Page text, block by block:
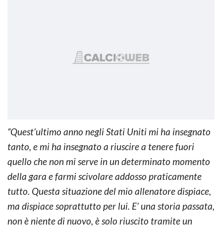
“Quest’ultimo anno negli Stati Uniti mi ha insegnato
tanto, e mi ha insegnato a riuscire a tenere fuori
quello che non mi serve in un determinato momento
della gara e farmi scivolare addosso praticamente
tutto. Questa situazione del mio allenatore dispiace,
ma dispiace soprattutto per lui. E’ una storia passata,
non è niente di nuovo, è solo riuscito tramite un